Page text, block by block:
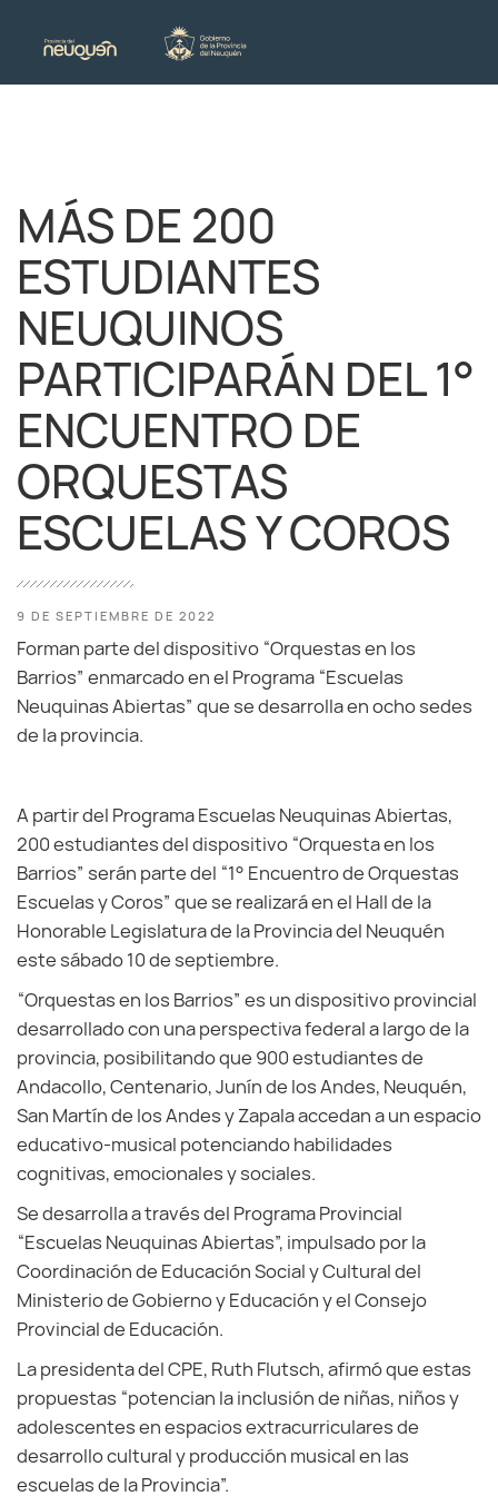
MÁS DE 200
ESTUDIANTES
NEUQUINOS
PARTICIPARÁN DEL 1°
ENCUENTRO DE
ORQUESTAS
ESCUELAS Y COROS
9 DE SEPTIEMBRE DE 2022
Forman parte del dispositivo “Orquestas en los
Barrios” enmarcado en el Programa “Escuelas
Neuquinas Abiertas” que se desarrolla en ocho sedes
de la provincia.
A partir del Programa Escuelas Neuquinas Abiertas,
200 estudiantes del dispositivo “Orquesta en los
Barrios” serán parte del “1° Encuentro de Orquestas
Escuelas y Coros” que se realizará en el Hall de la
Honorable Legislatura de la Provincia del Neuquén
este sábado 10 de septiembre.
“Orquestas en los Barrios” es un dispositivo provincial
desarrollado con una perspectiva federal a largo de la
provincia, posibilitando que 900 estudiantes de
Andacollo, Centenario, Junín de los Andes, Neuquén,
San Martín de los Andes y Zapala accedan a un espacio
educativo-musical potenciando habilidades
cognitivas, emocionales y sociales.
Se desarrolla a través del Programa Provincial
“Escuelas Neuquinas Abiertas”, impulsado por la
Coordinación de Educación Social y Cultural del
Ministerio de Gobierno y Educación y el Consejo
Provincial de Educación.
La presidenta del CPE, Ruth Flutsch, afirmó que estas
propuestas “potencian la inclusión de niñas, niños y
adolescentes en espacios extracurriculares de
desarrollo cultural y producción musical en las
escuelas de la Provincia”.